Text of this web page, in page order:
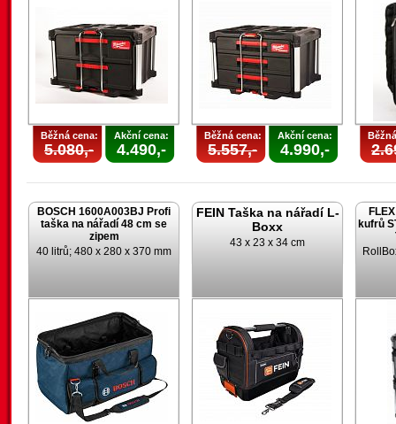
Běžná cena:
5.080,-
Akční cena:
4.490,-
Běžná cena:
5.557,-
Akční cena:
4.990,-
BOSCH 1600A003BJ Profi
taška na nářadí 48 cm se
zipem
40 litrů; 480 x 280 x 370 mm
FEIN Taška na nářadí L-
Boxx
43 x 23 x 34 cm
kufrů